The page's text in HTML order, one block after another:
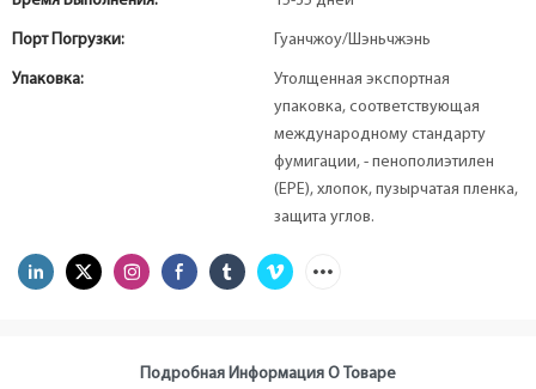
Порт Погрузки: Гуанчжоу/Шэньчжэнь
Упаковка:
Утолщенная экспортная
упаковка, соответствующая
международному стандарту
фумигации, - пенополиэтилен
(EPE), хлопок, пузырчатая пленка,
защита углов.
Подробная Информация О Товаре